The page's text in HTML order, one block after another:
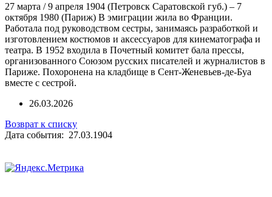
27 марта / 9 апреля 1904 (Петровск Саратовской губ.) – 7
октября 1980 (Париж) В эмиграции жила во Франции.
Работала под руководством сестры, занимаясь разработкой и
изготовлением костюмов и аксессуаров для кинематографа и
театра. В 1952 входила в Почетный комитет бала прессы,
организованного Союзом русских писателей и журналистов в
Париже. Похоронена на кладбище в Сент-Женевьев-де-Буа
вместе с сестрой.
26.03.2026
Возврат к списку
Дата события: 27.03.1904